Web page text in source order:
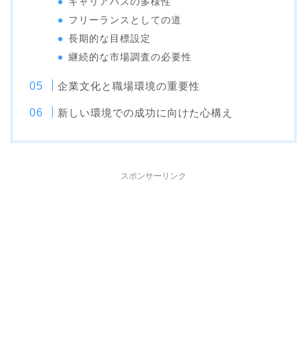
フリーランスとしての道
長期的な目標設定
継続的な市場調査の必要性
企業文化と職場環境の重要性
新しい環境での成功に向けた心構え
スポンサーリンク